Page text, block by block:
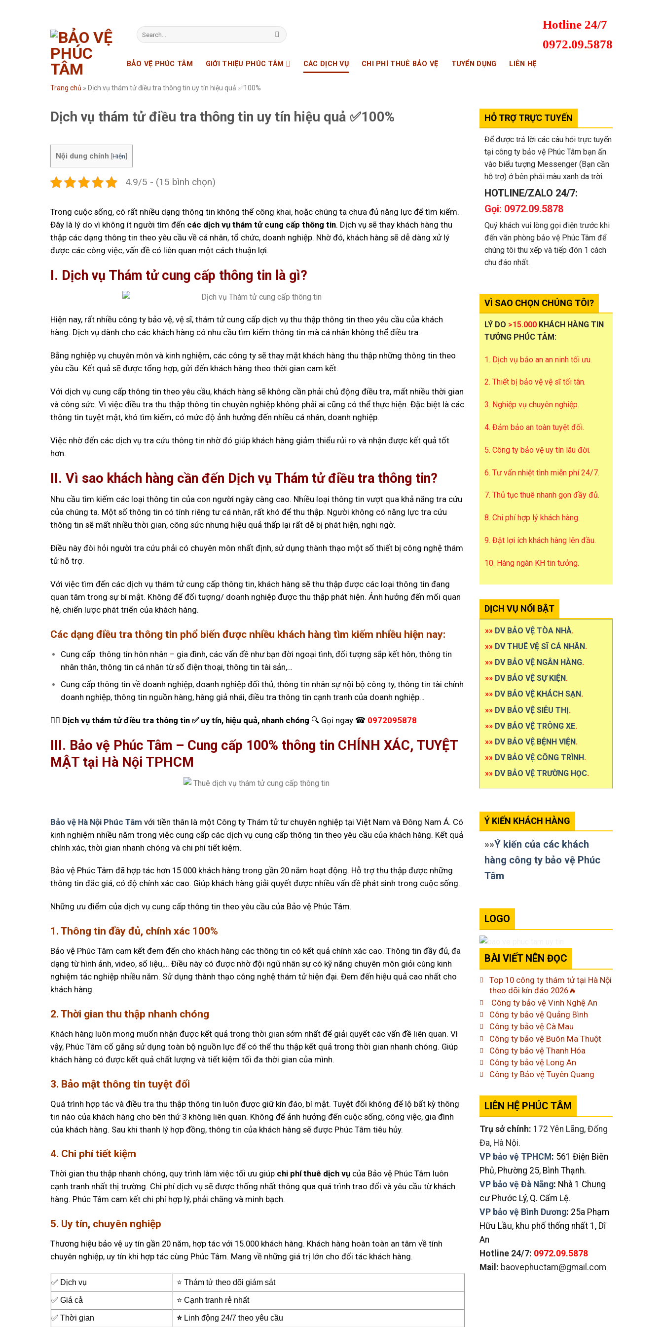
Hotline 24/7
0972.09.5878
BẢO VỆ PHÚC TÂM GIỚI THIỆU PHÚC TÂM CÁC DỊCH VỤ CHI PHÍ THUÊ BẢO VỆ TUYỂN DỤNG LIÊN HỆ
Trang chủ » Dịch vụ thám tử điều tra thông tin uy tín hiệu quả ✅100%
Dịch vụ thám tử điều tra thông tin uy tín hiệu quả ✅100%
Nội dung chính [Hiện]
4.9/5 - (15 bình chọn)
Trong cuộc sống, có rất nhiều dạng thông tin không thể công khai, hoặc chúng ta chưa đủ năng lực để tìm kiếm.
Đây là lý do vì không ít người tìm đến các dịch vụ thám tử cung cấp thông tin. Dịch vụ sẽ thay khách hàng thu
thập các dạng thông tin theo yêu cầu về cá nhân, tổ chức, doanh nghiệp. Nhờ đó, khách hàng sẽ dễ dàng xử lý
được các công việc, vấn đề có liên quan một cách thuận lợi.
I. Dịch vụ Thám tử cung cấp thông tin là gì?
Hiện nay, rất nhiều công ty bảo vệ, vệ sĩ, thám tử cung cấp dịch vụ thu thập thông tin theo yêu cầu của khách
hàng. Dịch vụ dành cho các khách hàng có nhu cầu tìm kiếm thông tin mà cá nhân không thể điều tra.
Bằng nghiệp vụ chuyên môn và kinh nghiệm, các công ty sẽ thay mặt khách hàng thu thập những thông tin theo
yêu cầu. Kết quả sẽ được tổng hợp, gửi đến khách hàng theo thời gian cam kết.
Với dịch vụ cung cấp thông tin theo yêu cầu, khách hàng sẽ không cần phải chủ động điều tra, mất nhiều thời gian
và công sức. Vì việc điều tra thu thập thông tin chuyên nghiệp không phải ai cũng có thể thực hiện. Đặc biệt là các
thông tin tuyệt mật, khó tìm kiếm, có mức độ ảnh hưởng đến nhiều cá nhân, doanh nghiệp.
Việc nhờ đến các dịch vụ tra cứu thông tin nhờ đó giúp khách hàng giảm thiểu rủi ro và nhận được kết quả tốt
hơn.
II. Vì sao khách hàng cần đến Dịch vụ Thám tử điều tra thông tin?
Nhu cầu tìm kiếm các loại thông tin của con người ngày càng cao. Nhiều loại thông tin vượt qua khả năng tra cứu
của chúng ta. Một số thông tin có tính riêng tư cá nhân, rất khó để thu thập. Người không có năng lực tra cứu
thông tin sẽ mất nhiều thời gian, công sức nhưng hiệu quả thấp lại rất dễ bị phát hiện, nghi ngờ.
Điều này đòi hỏi người tra cứu phải có chuyên môn nhất định, sử dụng thành thạo một số thiết bị công nghệ thám
tử hỗ trợ.
Với việc tìm đến các dịch vụ thám tử cung cấp thông tin, khách hàng sẽ thu thập được các loại thông tin đang
quan tâm trong sự bí mật. Không để đối tượng/ doanh nghiệp được thu thập phát hiện. Ảnh hưởng đến mối quan
hệ, chiến lược phát triển của khách hàng.
Các dạng điều tra thông tin phổ biến được nhiều khách hàng tìm kiếm nhiều hiện nay:
Cung cấp thông tin hôn nhân – gia đình, các vấn đề như bạn đời ngoại tình, đối tượng sắp kết hôn, thông tin
nhân thân, thông tin cá nhân từ số điện thoại, thông tin tài sản,…
Cung cấp thông tin về doanh nghiệp, doanh nghiệp đối thủ, thông tin nhân sự nội bộ công ty, thông tin tài chính
doanh nghiệp, thông tin nguồn hàng, hàng giả nhái, điều tra thông tin cạnh tranh của doanh nghiệp…
🕵️‍♂️ Dịch vụ thám tử điều tra thông tin ✅ uy tín, hiệu quả, nhanh chóng 🔍 Gọi ngay ☎ 0972095878
III. Bảo vệ Phúc Tâm – Cung cấp 100% thông tin CHÍNH XÁC, TUYỆT
MẬT tại Hà Nội TPHCM
Bảo vệ Hà Nội Phúc Tâm với tiền thân là một Công ty Thám tử tư chuyên nghiệp tại Việt Nam và Đông Nam Á. Có
kinh nghiệm nhiều năm trong việc cung cấp các dịch vụ cung cấp thông tin theo yêu cầu của khách hàng. Kết quả
chính xác, thời gian nhanh chóng và chi phí tiết kiệm.
Bảo vệ Phúc Tâm đã hợp tác hơn 15.000 khách hàng trong gần 20 năm hoạt động. Hỗ trợ thu thập được những
thông tin đắc giá, có độ chính xác cao. Giúp khách hàng giải quyết được nhiều vấn đề phát sinh trong cuộc sống.
Những ưu điểm của dịch vụ cung cấp thông tin theo yêu cầu của Bảo vệ Phúc Tâm.
1. Thông tin đầy đủ, chính xác 100%
Bảo vệ Phúc Tâm cam kết đem đến cho khách hàng các thông tin có kết quả chính xác cao. Thông tin đầy đủ, đa
dạng từ hình ảnh, video, số liệu,… Điều này có được nhờ đội ngũ nhân sự có kỹ năng chuyên môn giỏi cùng kinh
nghiệm tác nghiệp nhiều năm. Sử dụng thành thạo công nghệ thám tử hiện đại. Đem đến hiệu quả cao nhất cho
khách hàng.
2. Thời gian thu thập nhanh chóng
Khách hàng luôn mong muốn nhận được kết quả trong thời gian sớm nhất để giải quyết các vấn đề liên quan. Vì
vậy, Phúc Tâm cố gắng sử dụng toàn bộ nguồn lực để có thể thu thập kết quả trong thời gian nhanh chóng. Giúp
khách hàng có được kết quả chất lượng và tiết kiệm tối đa thời gian của mình.
3. Bảo mật thông tin tuyệt đối
Quá trình hợp tác và điều tra thu thập thông tin luôn được giữ kín đáo, bí mật. Tuyệt đối không để lộ bất kỳ thông
tin nào của khách hàng cho bên thứ 3 không liên quan. Không để ảnh hưởng đến cuộc sống, công việc, gia đình
của khách hàng. Sau khi thanh lý hợp đồng, thông tin của khách hàng sẽ được Phúc Tâm tiêu hủy.
4. Chi phí tiết kiệm
Thời gian thu thập nhanh chóng, quy trình làm việc tối ưu giúp chi phí thuê dịch vụ của Bảo vệ Phúc Tâm luôn
cạnh tranh nhất thị trường. Chi phí dịch vụ sẽ được thống nhất thông qua quá trình trao đổi và yêu cầu từ khách
hàng. Phúc Tâm cam kết chi phí hợp lý, phải chăng và minh bạch.
5. Uy tín, chuyên nghiệp
Thương hiệu bảo vệ uy tín gần 20 năm, hợp tác với 15.000 khách hàng. Khách hàng hoàn toàn an tâm về tính
chuyên nghiệp, uy tín khi hợp tác cùng Phúc Tâm. Mang về những giá trị lớn cho đối tác khách hàng.
✅ Dịch vụ ⭐ Thám tử theo dõi giám sát
✅ Giá cả ⭐ Cạnh tranh rẻ nhất
✅ Thời gian ⭐Linh động 24/7 theo yêu cầu
HỖ TRỢ TRỰC TUYẾN
Để được trả lời các câu hỏi trực tuyến
tại công ty bảo vệ Phúc Tâm bạn ấn
vào biểu tượng Messenger (Bạn cần
hỗ trợ) ở bên phải màu xanh da trời.
HOTLINE/ZALO 24/7:
Gọi: 0972.09.5878
Quý khách vui lòng gọi điện trước khi
đến văn phòng bảo vệ Phúc Tâm để
chúng tôi thu xếp và tiếp đón 1 cách
chu đáo nhất.
VÌ SAO CHỌN CHÚNG TÔI?
LÝ DO >15.000 KHÁCH HÀNG TIN
TƯỞNG PHÚC TÂM:
1. Dịch vụ bảo an an ninh tối ưu.
2. Thiết bị bảo vệ vệ sĩ tối tân.
3. Nghiệp vụ chuyên nghiệp.
4. Đảm bảo an toàn tuyệt đối.
5. Công ty bảo vệ uy tín lâu đời.
6. Tư vấn nhiệt tình miễn phí 24/7.
7. Thủ tục thuê nhanh gọn đầy đủ.
8. Chi phí hợp lý khách hàng.
9. Đặt lợi ích khách hàng lên đầu.
10. Hàng ngàn KH tin tưởng.
DỊCH VỤ NỔI BẬT
»» DV BẢO VỆ TÒA NHÀ.
»» DV THUÊ VỆ SĨ CÁ NHÂN.
»» DV BẢO VỆ NGÂN HÀNG.
»» DV BẢO VỆ SỰ KIỆN.
»» DV BẢO VỆ KHÁCH SẠN .
»» DV BẢO VỆ SIÊU THỊ.
»» DV BẢO VỆ TRÔNG XE.
»» DV BẢO VỆ BỆNH VIỆN.
»» DV BẢO VỆ CÔNG TRÌNH.
»» DV BẢO VỆ TRƯỜNG HỌC.
Ý KIẾN KHÁCH HÀNG
»»Ý kiến của các khách
hàng công ty bảo vệ Phúc
Tâm
LOGO
BÀI VIẾT NÊN ĐỌC
Top 10 công ty thám tử tại Hà Nội
theo dõi kín đáo 2026🔥
Công ty bảo vệ Vinh Nghệ An
Công ty bảo vệ Quảng Bình
Công ty bảo vệ Cà Mau
Công ty bảo vệ Buôn Ma Thuột
Công ty bảo vệ Thanh Hóa
Công ty bảo vệ Long An
Công ty Bảo vệ Tuyên Quang
LIÊN HỆ PHÚC TÂM
Trụ sở chính: 172 Yên Lãng, Đống
Đa, Hà Nội.
VP bảo vệ TPHCM : 561 Điện Biên
Phủ, Phường 25, Bình Thạnh.
VP bảo vệ Đà Nẵng: Nhà 1 Chung
cư Phước Lý, Q. Cẩm Lệ.
VP bảo vệ Bình Dương: 25a Phạm
Hữu Lầu, khu phố thống nhất 1, Dĩ
An
Hotline 24/7: 0972.09.5878
Mail: baovephuctam@gmail.com